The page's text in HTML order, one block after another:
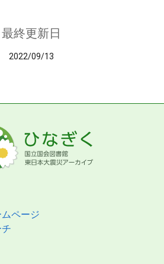
最終更新日
2022/09/13
ページ